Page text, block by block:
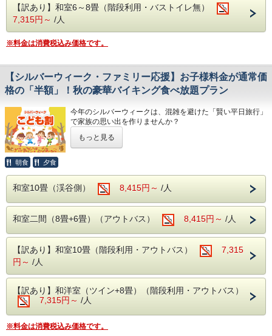
秋は紅葉を冬は雪見をしながらの入浴にも風情があります。
・カラオケ
・卓球
無料でご利用いただける娯楽施設が盛りだくさん。
楽しくホテルライフをお過ごしください。
■周辺観光案内■
老神温泉名物朝市は、4月20日から11月20日まで毎朝6時よ
り開催。
沼田インター近くの原田農園では一年中果物狩りを家族で・
群生しております。
紅葉の見所はには【吹割りの滝】や【尾瀬】がおススメ！
吹割りの滝は当館よりお車で約7分
尾瀬には当館よりお車で約30分（戸倉よりは乗り合いバス
等が必要りは乗り合いバス等が必要）
≪アクセス≫
【自然や歴史・アクビティ等】別窓で開きます
≪デジタルホテルガイド≫
【こちらから表示】別窓で開きます
【訳あり】和室6～8畳（階段利用・バストイレ無）
7,315円～ /人
※料金は消費税込み価格です。
【シルバーウィーク・ファミリー応援】お子様料金が通常価
格の「半額」！秋の豪華バイキング食べ放題プラン
今年のシルバーウィークは、混雑を避けた「賢い平日旅行」
で家族の思い出を作りませんか？
児）の宿泊料金が、通常プランのさらにお安く
「半額」でご利用いただける、ファミリー応援プランをご用
り……。
パパ・ママに嬉しい、家計に優しい秋の大型連休限定プラン
です。
1.お子様料金が圧倒的にお得！
小学生・未就学児のお子様は、通常の子供料金からさらに
2.夕食バイキング食べ放題・アルコール飲み放題！
お子様に嬉しい和洋折衷バイキングが 食べ放題 ！
大人も大満足の
ご家族全員でお楽しみいただけます。
もっと見る
朝食 夕食
和室10畳（渓谷側） 8,415円～ /人
和室二間（8畳+6畳）（アウトバス） 8,415円～ /人
【訳あり】和室10畳（階段利用・アウトバス）
7,315
円～ /人
【訳あり】和洋室（ツイン+8畳）（階段利用・アウトバス）
7,315円～ /人
※料金は消費税込み価格です。